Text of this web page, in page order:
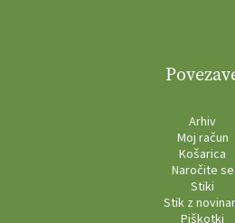
Arhiv
Moj račun
Košarica
Naročite se
Stiki
Stik z
Piškotki